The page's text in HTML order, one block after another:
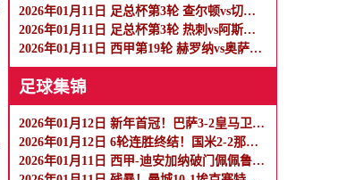
2026年01月11日 足总杯第3轮 查尔顿vs切尔西 全场录像
2026年01月11日 足总杯第3轮 热刺vs阿斯顿维拉 全场录像
2026年01月11日 西甲第19轮 赫罗纳vs奥萨苏纳 全场录像
足球集锦
2026年01月12日 新年首冠！巴萨3-2皇马卫冕西超杯 拉菲尼亚双响维尼修斯一条龙
2026年01月12日 6轮连胜终结！国米2-2那不勒斯 麦克托米奈双响恰20点射孔蒂染红
2026年01月11日 西甲-迪安加纳破门佩佩鲁点射绝平 瓦伦西亚1-1埃尔切